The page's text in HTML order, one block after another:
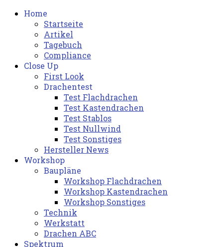
Home
Startseite
Artikel
Tagebuch
Compliance
Close Up
First Look
Drachentest
Test Flachdrachen
Test Kastendrachen
Test Stablos
Test Nullwind
Test Sonstiges
Hersteller News
Workshop
Baupläne
Workshop Flachdrachen
Workshop Kastendrachen
Workshop Sonstiges
Technik
Werkstatt
Drachen ABC
Spektrum